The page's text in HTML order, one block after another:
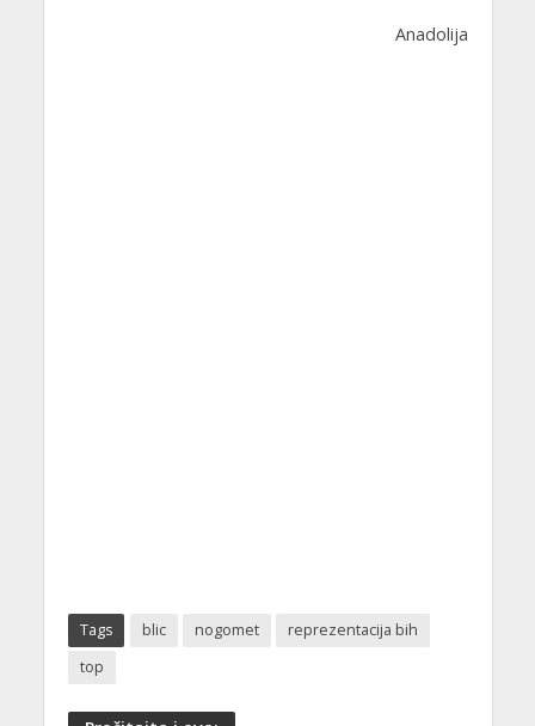
Anadolija
Tags blic nogomet
reprezentacija bih
top